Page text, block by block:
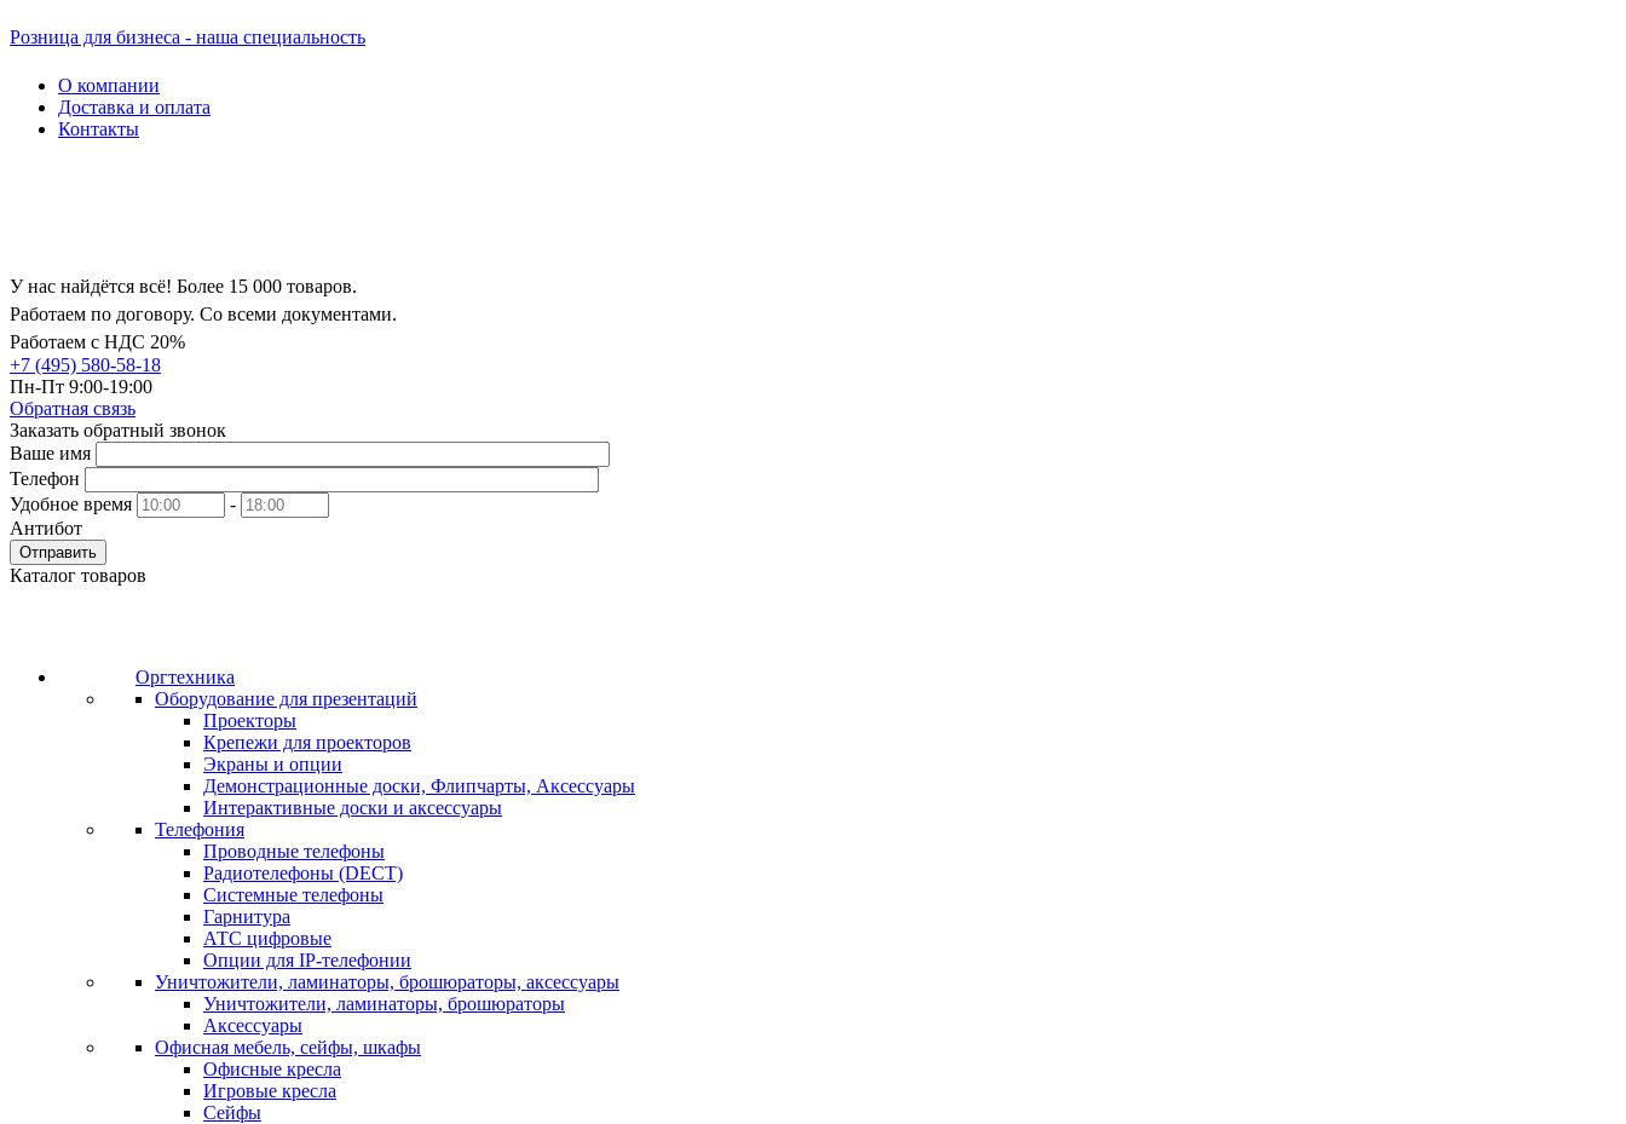
Розница для бизнеса - наша специальность
О компании
Доставка и оплата
Контакты
У нас найдётся всё! Более 15 000 товаров.
Работаем по договору. Со всеми документами.
Работаем с НДС 20%
+7 (495) 580-58-18
Пн-Пт 9:00-19:00
Обратная связь
Заказать обратный звонок
Ваше имя
Телефон
Удобное время
-
Антибот
Отправить
Каталог товаров
Оргтехника
Оборудование для презентаций
Проекторы
Крепежи для проекторов
Экраны и опции
Демонстрационные доски, Флипчарты, Аксессуары
Интерактивные доски и аксессуары
Телефония
Проводные телефоны
Радиотелефоны (DECT)
Системные телефоны
Гарнитура
АТС цифровые
Опции для IP-телефонии
Уничтожители, ламинаторы, брошюраторы, аксессуары
Уничтожители, ламинаторы, брошюраторы
Аксессуары
Офисная мебель, сейфы, шкафы
Офисные кресла
Игровые кресла
Сейфы